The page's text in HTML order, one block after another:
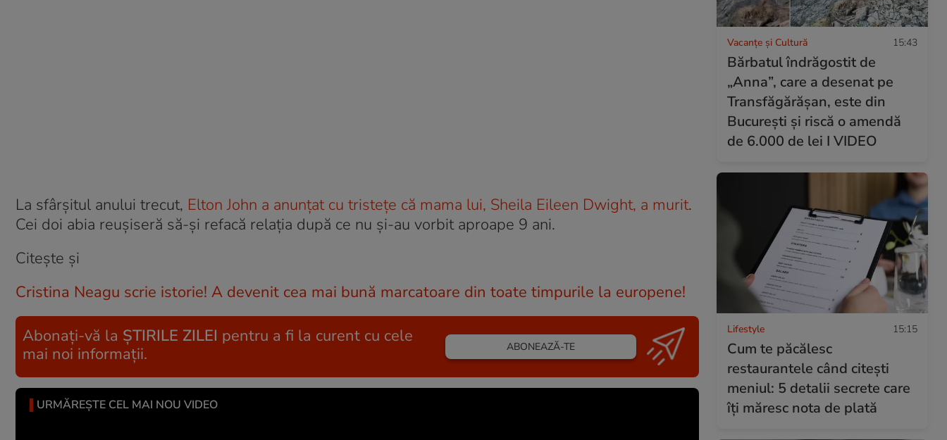
La sfârșitul anului trecut, Elton John a anunţat cu tristețe că mama lui, Sheila Eileen Dwight, a murit.
Cei doi abia reușiseră să-și refacă relația după ce nu și-au vorbit aproape 9 ani.
Citește și
Cristina Neagu scrie istorie! A devenit cea mai bună marcatoare din toate timpurile la europene!
Abonați-vă la ȘTIRILE ZILEI pentru a fi la curent cu cele
mai noi informații.
ABONEAZĂ-TE
URMĂREȘTE CEL MAI NOU VIDEO
Vacanțe și Cultură 15:43
Bărbatul îndrăgostit de
„Anna”, care a desenat pe
Transfăgărășan, este din
București și riscă o amendă
de 6.000 de lei I VIDEO
Lifestyle 15:15
Cum te păcălesc
restaurantele când citești
meniul: 5 detalii secrete care
îți măresc nota de plată